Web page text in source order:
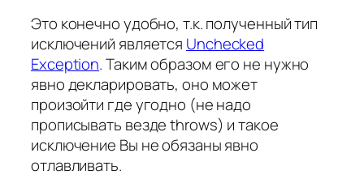
Это конечно удобно, т.к. полученный тип
исключений является Unchecked
Exception. Таким образом его не нужно
явно декларировать, оно может
произойти где угодно (не надо
прописывать вездеthrows) и такое
исключение Вы не обязаны явно
отлавливать.